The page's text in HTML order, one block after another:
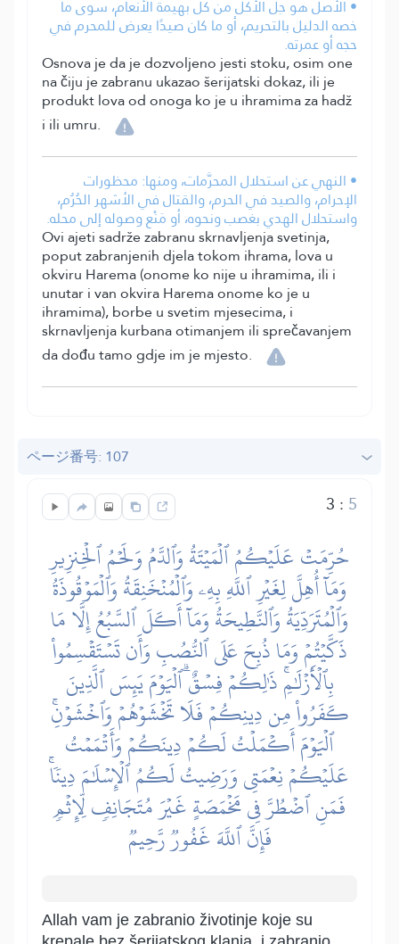
• الأصل هو حِلُّ الأكل من كل بهيمة الأنعام، سوى ما
خصه الدليل بالتحريم، أو ما كان صيدًا يعرض للمحرم في
حجه أو عمرته.
Osnova je da je dozvoljeno jesti stoku, osim one
na čiju je zabranu ukazao šerijatski dokaz, ili je
produkt lova od onoga ko je u ihramima za hadž
i ili umru.
• النهي عن استحلال المحرَّمات، ومنها: محظورات
الإحرام، والصيد في الحرم، والقتال في الأشهر الحُرُم،
واستحلال الهدي بغصب ونحوه، أو مَنْع وصوله إلى محله.
Ovi ajeti sadrže zabranu skrnavljenja svetinja,
poput zabranjenih djela tokom ihrama, lova u
okviru Harema (onome ko nije u ihramima, ili i
unutar i van okvira Harema onome ko je u
ihramima), borbe u svetim mjesecima, i
skrnavljenja kurbana otimanjem ili sprečavanjem
da dođu tamo gdje im je mjesto.
ページ番号: 107
3 : 5
حُرِّمَتۡ عَلَيۡكُمُ ٱلۡمَيۡتَةُ وَٱلدَّمُ وَلَحۡمُ ٱلۡخِنزِيرِ
وَمَآ أُهِلَّ لِغَيۡرِ ٱللَّهِ بِهِۦ وَٱلۡمُنۡخَنِقَةُ وَٱلۡمَوۡقُوذَةُ
وَٱلۡمُتَرَدِّيَةُ وَٱلنَّطِيحَةُ وَمَآ أَكَلَ ٱلسَّبُعُ إِلَّا مَا
ذَكَّيۡتُمۡ وَمَا ذُبِحَ عَلَى ٱلنُّصُبِ وَأَن تَسۡتَقۡسِمُواْ
بِٱلۡأَزۡلَٰمِۚ ذَٰلِكُمۡ فِسۡقٌۗ ٱلۡيَوۡمَ يَئِسَ ٱلَّذِينَ
كَفَرُواْ مِن دِينِكُمۡ فَلَا تَخۡشَوۡهُمۡ وَٱخۡشَوۡنِۚ
ٱلۡيَوۡمَ أَكۡمَلۡتُ لَكُمۡ دِينَكُمۡ وَأَتۡمَمۡتُ
عَلَيۡكُمۡ نِعۡمَتِي وَرَضِيتُ لَكُمُ ٱلۡإِسۡلَٰمَ دِينٗاۚ
فَمَنِ ٱضۡطُرَّ فِي مَخۡمَصَةٍ غَيۡرَ مُتَجَانِفٖ لِّإِثۡمٖ
فَإِنَّ ٱللَّهَ غَفُورٞ رَّحِيمٞ
Allah vam je zabranio životinje koje su